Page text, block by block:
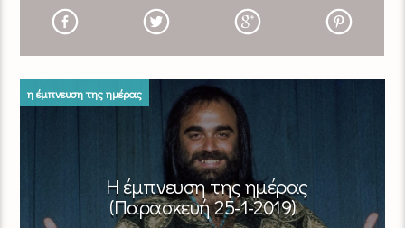
η έμπνευση της ημέρας
Η έμπνευση της ημέρας
(Παρασκευή 25-1-2019)